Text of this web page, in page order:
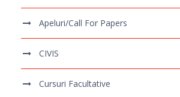
Apeluri/Call For Papers
CIVIS
Cursuri Facultative